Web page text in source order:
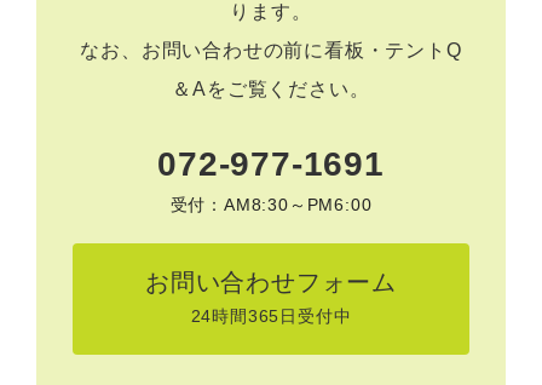
ります。
なお、お問い合わせの前に看板・テントQ
＆A をご覧ください。
072-977-1691
受付：AM8:30～PM6:00
お問い合わせフォーム
24時間365日受付中